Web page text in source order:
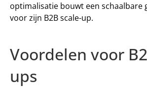
optimalisatie bouwt een schaalbare
voor zijn B2B scale-up.
Voordelen voor
ups